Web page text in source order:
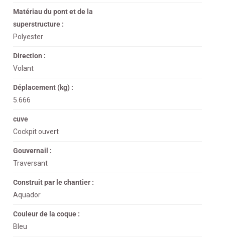
Matériau du pont et de la
superstructure :
Polyester
Direction :
Volant
Déplacement (kg) :
5.666
cuve
Cockpit ouvert
Gouvernail :
Traversant
Construit par le chantier :
Aquador
Couleur de la coque :
Bleu